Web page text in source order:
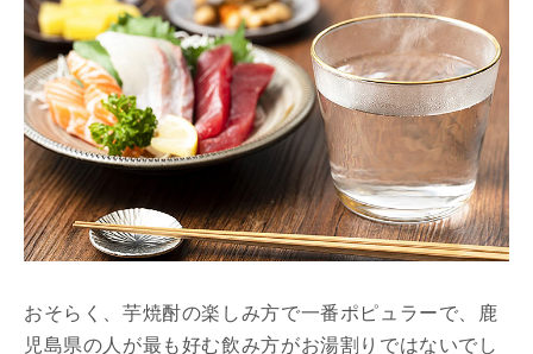
おそらく、芋焼酎の楽しみ方で一番ポピュラーで、鹿
児島県の人が最も好む飲み方がお湯割りではないでし